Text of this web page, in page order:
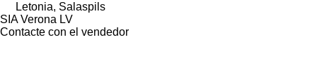
Letonia, Salaspils
SIA Verona LV
Contacte con el vendedor